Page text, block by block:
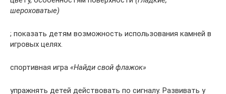
шероховатые)
; показать детям возможность использования камней в
игровых целях.
спортивная игра «Найди свой флажок»
упражнять детей действовать по сигналу. Развивать у